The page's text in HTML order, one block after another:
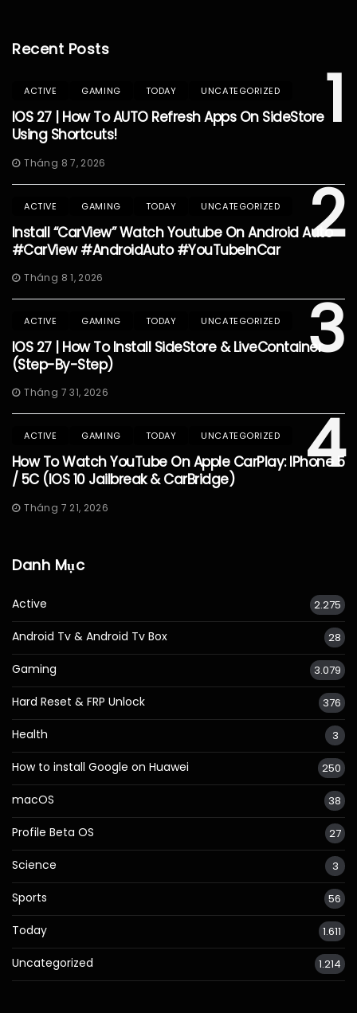
Recent Posts
1
ACTIVE GAMING TODAY UNCATEGORIZED
IOS 27 | How To AUTO Refresh Apps On SideStore
Using Shortcuts!
Tháng 8 7, 2026
2
ACTIVE GAMING TODAY UNCATEGORIZED
Install “CarView” Watch Youtube On Android Auto
#CarView #AndroidAuto #YouTubeInCar
Tháng 8 1, 2026
3
ACTIVE GAMING TODAY UNCATEGORIZED
IOS 27 | How To Install SideStore & LiveContainer
(Step-By-Step)
Tháng 7 31, 2026
4
ACTIVE GAMING TODAY UNCATEGORIZED
How To Watch YouTube On Apple CarPlay: IPhone 5
/ 5C (iOS 10 Jailbreak & CarBridge)
Tháng 7 21, 2026
Danh Mục
Active 2.275
Android Tv & Android Tv Box 28
Gaming 3.079
Hard Reset & FRP Unlock 376
Health 3
How to install Google on Huawei 250
macOS 38
Profile Beta OS 27
Science 3
Sports 56
Today 1.611
Uncategorized 1.214